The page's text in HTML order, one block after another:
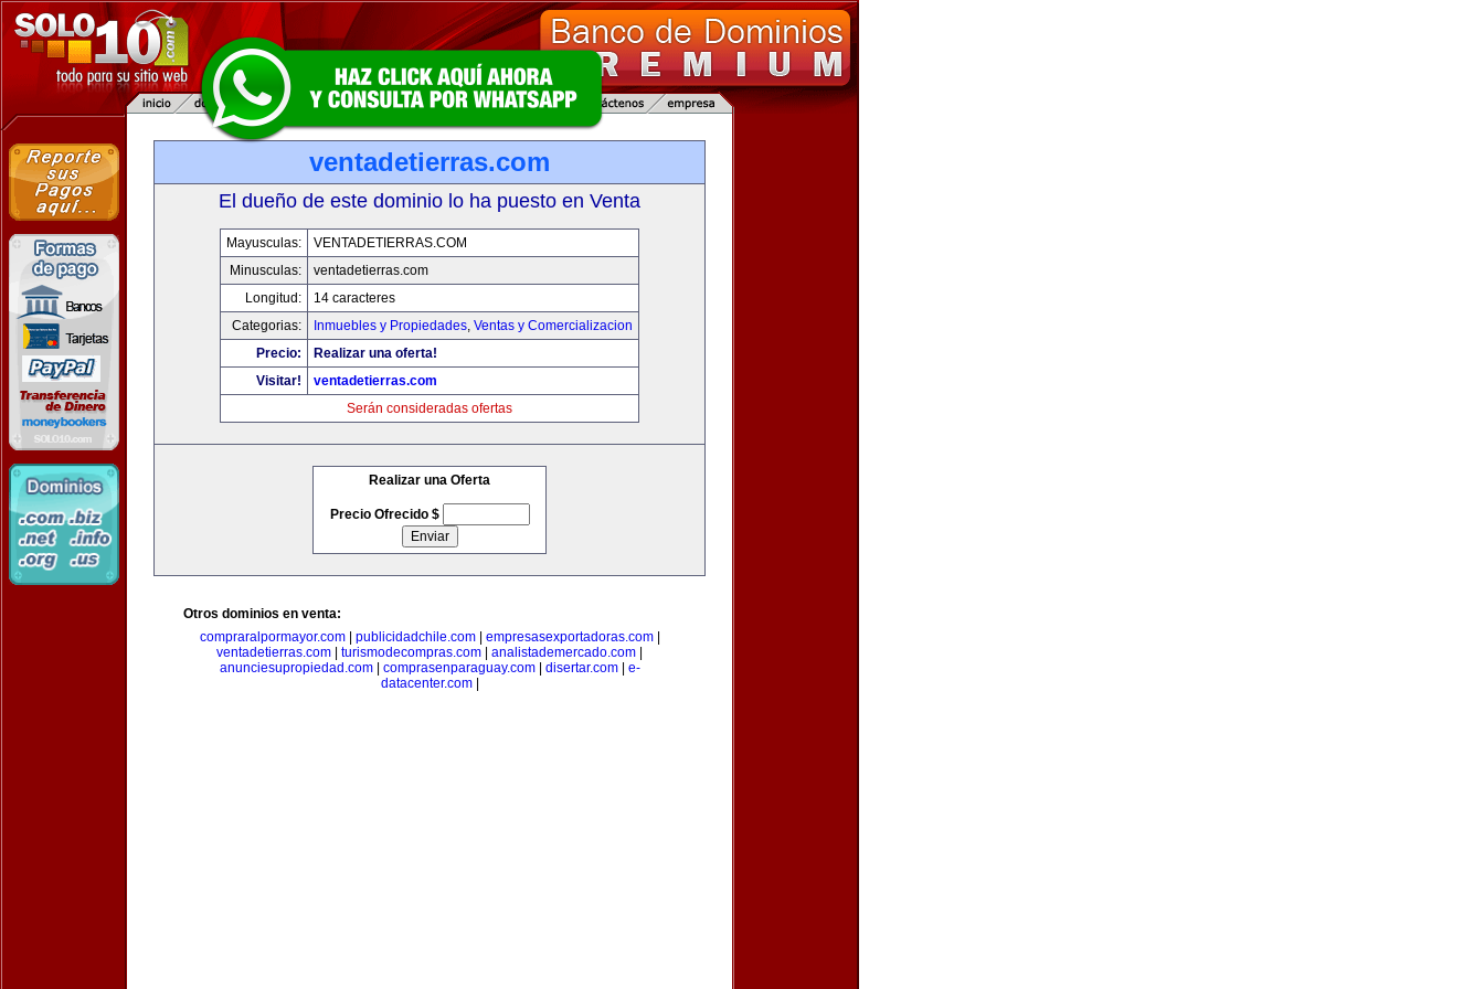
ventadetierras.com
El dueño de este dominio lo ha puesto en Venta
Mayusculas:
VENTADETIERRAS.COM
Minusculas:
ventadetierras.com
Longitud:
14 caracteres
Categorias:
Inmuebles y Propiedades, Ventas y Comercializacion
Precio:
Realizar una oferta!
Visitar!
ventadetierras.com
Serán consideradas ofertas
Realizar una Oferta
Precio Ofrecido $
Otros dominios en venta:
compraralpormayor.com| publicidadchile.com| empresasexportadoras.com|
ventadetierras.com
turismodecompras.com analistademercado.com
anunciesupropiedad.com| comprasenparaguay.com| disertar.com| e-
datacenter.com|